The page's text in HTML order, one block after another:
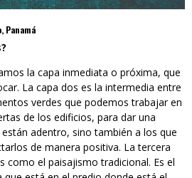
Panamá
la capa inmediata o próxima, que
La capa dos es la intermedia entre
verdes que podemos trabajar en
de los edificios, para dar una
adentro, sino también a los que
de manera positiva. La tercera
como el paisajismo tradicional. Es el